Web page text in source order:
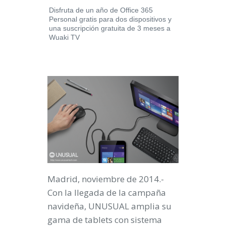
Disfruta de un año de Office 365
Personal gratis para dos dispositivos y
una suscripción gratuita de 3 meses a
Wuaki TV
Madrid, noviembre de 2014.-
Con la llegada de la campaña
navideña, UNUSUAL amplia su
gama de tablets con sistema